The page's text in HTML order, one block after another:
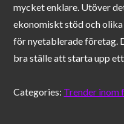
mycket enklare. Utöver
ekonomiskt stöd och
för nyetablerade företag.
bra ställe att starta upp
Categories: Trender inom